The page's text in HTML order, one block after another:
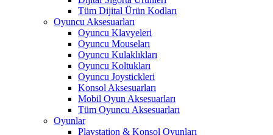
Tüm Dijital Ürün Kodları
Oyuncu Aksesuarları
Oyuncu Klavyeleri
Oyuncu Mouseları
Oyuncu Kulaklıkları
Oyuncu Koltukları
Oyuncu Joystickleri
Konsol Aksesuarları
Mobil Oyun Aksesuarları
Tüm Oyuncu Aksesuarları
Oyunlar
Playstation & Konsol Oyunları